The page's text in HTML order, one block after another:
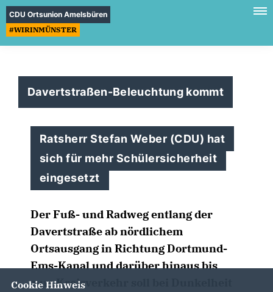
CDU Ortsunion Amelsbüren
#WIRINMÜNSTER
Davertstraßen-Beleuchtung kommt
Ratsherr Stefan Weber (CDU) hat
sich für mehr Schülersicherheit
eingesetzt
Der Fuß- und Radweg entlang der
Davertstraße ab nördlichem
Ortsausgang in Richtung Dortmund-
Ems-Kanal und darüber hinaus bis
zum Kreisverkehr soll bei Dunkelheit
Cookie Hinweis